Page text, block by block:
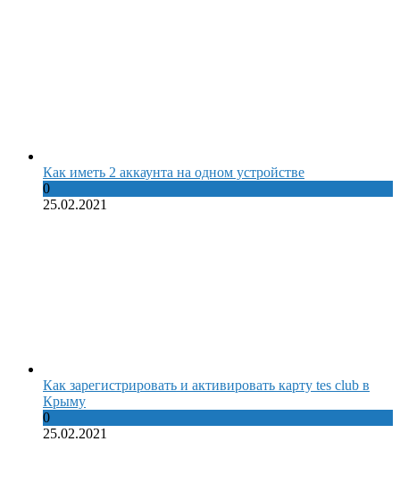
Как иметь 2 аккаунта на одном устройстве
0
25.02.2021
Как зарегистрировать и активировать карту tes club в
Крыму
0
25.02.2021